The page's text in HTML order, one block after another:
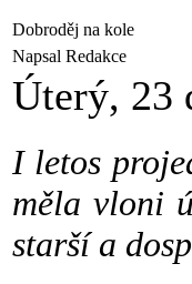
Dobroděj na kole
Napsal Redakce
Úterý, 23
I letos
měla vloni
starší a